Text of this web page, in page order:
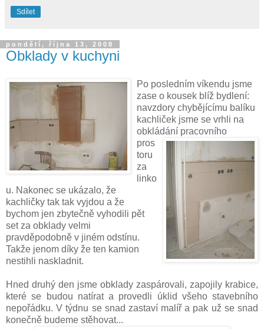
Sdílet
pondělí, října 13, 2008
Obklady v kuchyni
Po posledním víkendu jsme
zase o kousek blíž bydlení:
navzdory chybějícímu balíku
kachliček jsme se vrhli na
obkládání pracovního
pros
toru
za
linko
u. Nakonec se ukázalo, že
kachličky tak tak vyjdou a že
bychom jen zbytečně vyhodili pět
set za obklady velmi
pravděpodobně v jiném odstínu.
Takže jenom díky že ten kamion
nestihli naskladnit.
Hned druhý den jsme obklady zaspárovali, zapojily krabice,
které se budou natírat a provedli úklid všeho stavebního
nepořádku. V týdnu se snad zastaví malíř a pak už se snad
konečně budeme stěhovat...